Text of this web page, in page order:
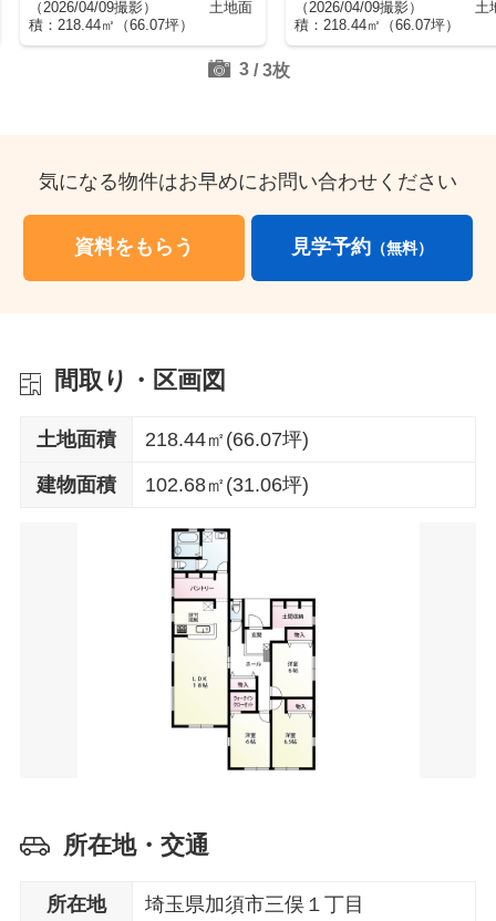
（2026/04/09撮影） 土地面
積：218.44㎡（66.07坪）
（2026/04/09撮影） 土
積：218.44㎡（66.07坪）
3/3枚
気になる物件はお早めにお問い合わせください
資料をもらう 見学予約 （無料）
間取り・区画図
土地面積 218.44㎡(66.07坪)
建物面積 102.68㎡(31.06坪)
所在地・交通
所在地 埼玉県加須市三俣１丁目